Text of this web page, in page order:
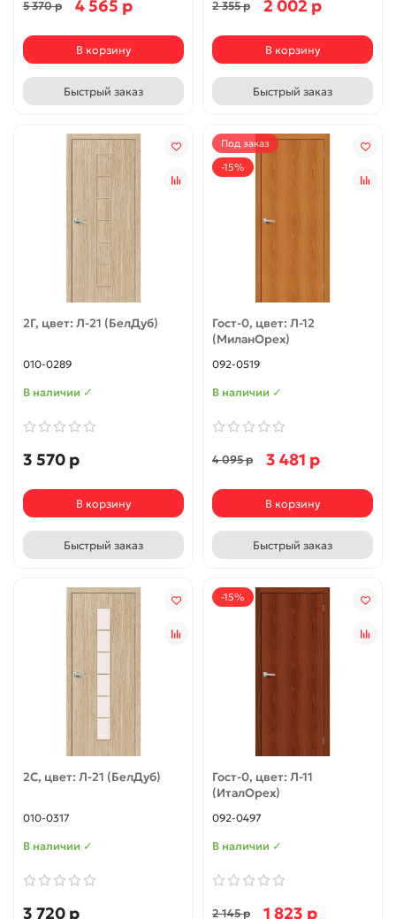
5 370 р 4 565 р
В корзину
Быстрый заказ
2 355 р 2 002 р
В корзину
Быстрый заказ
2Г, цвет: Л-21 (БелДуб)
010-0289
В наличии ✓
3 570 р
В корзину
Быстрый заказ
Под заказ
-15%
Гост-0, цвет: Л-12
(МиланОрех)
092-0519
В наличии ✓
4 095 р 3 481 р
В корзину
Быстрый заказ
2С, цвет: Л-21 (БелДуб)
010-0317
В наличии ✓
3 720 р
-15%
Гост-0, цвет: Л-11
(ИталОрех)
092-0497
В наличии ✓
2 145 р 1 823 р